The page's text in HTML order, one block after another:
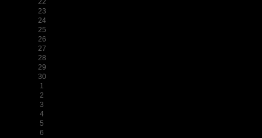
22
23
24
25
26
27
28
29
30
1
2
3
4
5
6